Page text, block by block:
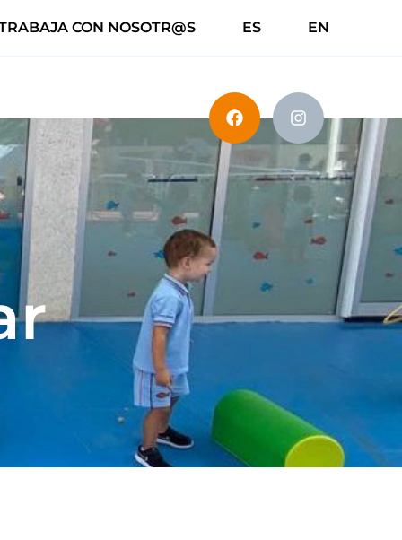
CON NOSOTR@S ES EN